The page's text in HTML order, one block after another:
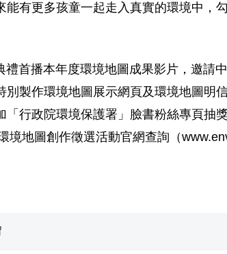
有更多孩童一起走入真實的環境中，
首播本年度環境地圖成果影片，邀請
製作環境地圖展示網頁及環境地圖明
「行政院環境保護署」臉書粉絲專頁
境地圖創作徵選活動官網查詢（